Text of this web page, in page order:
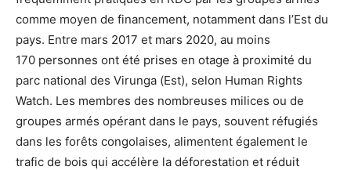
comme moyen de financement, notamment dans l’Est du
pays. Entre mars 2017 et mars 2020, au moins
170 personnes ont été prises en otage à proximité du
parc national des Virunga (Est), selon Human Rights
Watch. Les membres des nombreuses milices ou de
groupes armés opérant dans le pays, souvent réfugiés
dans les forêts congolaises, alimentent également le
trafic de bois qui accélère la déforestation et réduit